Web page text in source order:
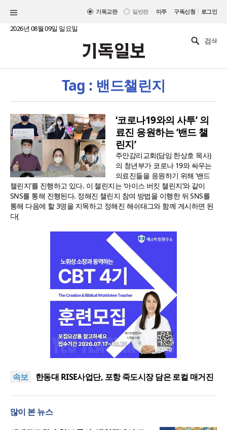
기독교판 일반판 미주 구독신청 | 로그인
2026년 08월 09일 일요일
Tag : 밴드챌린지
‘코로나19와의 사투’ 의
료진 응원하는 ‘밴드 챌
린지’
주안감리교회(담임 한상호 목사)
의 청년부가 코로나 19와 싸우는
의료진들을 응원하기 위해 ‘밴드
챌린지’를 진행하고 있다. 이 챌린지는 ‘아이스 버킷 챌린지’와 같이
SNS를 통해 진행된다. 정해진 챌린지 참여 방법을 이행한 뒤 SNS를
통해 다음에 할 3명을 지목하고 정해진 해쉬태그와 함께 게시하면 된
다(
속보
느헤미야 연합기도회, ‘왕의 기도’로 나라·한국교회·다
여”
한동대 RISE사업단, 포항 죽도시장 담은 로컬 매거진
느헤미야 연합기도회, ‘왕의 기도’로 나라·한국교회·다
세기총 “자유를 지키며 하나 된 희망의 미래를 향하
많이 본 뉴스